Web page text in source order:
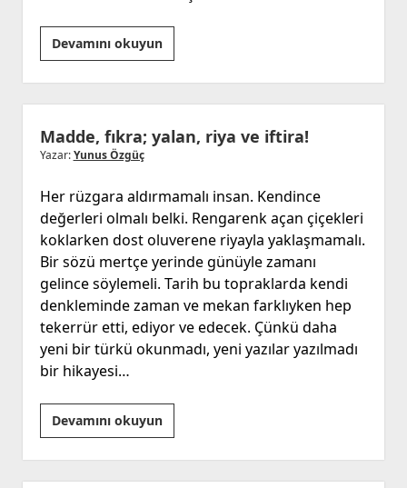
Devamını okuyunİlham
Verici
Kadınlar
Madde, fıkra; yalan, riya ve iftira!
Yazar:Yunus Özgüç
Her rüzgara aldırmamalı insan. Kendince
değerleri olmalı belki. Rengarenk açan çiçekleri
koklarken dost oluverene riyayla yaklaşmamalı.
Bir sözü mertçe yerinde günüyle zamanı
gelince söylemeli. Tarih bu topraklarda kendi
denkleminde zaman ve mekan farklıyken hep
tekerrür etti, ediyor ve edecek. Çünkü daha
yeni bir türkü okunmadı, yeni yazılar yazılmadı
bir hikayesi…
Devamını okuyunMadde,
fıkra;
yalan,